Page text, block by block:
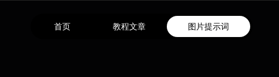
首页 教程文章 图片提示词